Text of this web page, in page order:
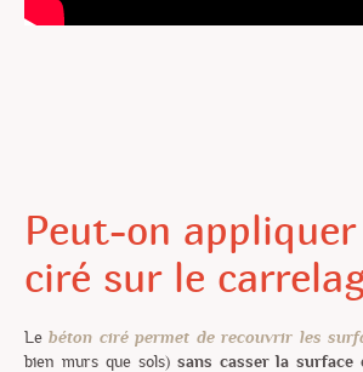
Peut-on
ciré sur le
Lebéton ciré permet de recouvrir les
bien murs que sols)sans casser la surface